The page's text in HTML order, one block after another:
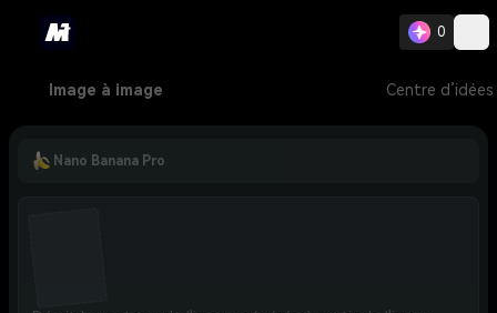
0
Image à image Centre d’idées
Nano Banana Pro